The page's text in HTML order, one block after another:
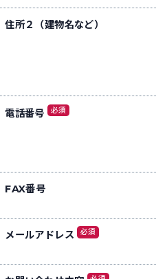
住所２（建物名など）
電話番号 必須
FAX番号
メールアドレス 必須